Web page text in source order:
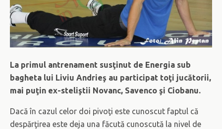
La primul antrenament susţinut de Energia sub
bagheta lui Liviu Andrieş au participat toţi jucătorii,
mai puţin ex-steliştii Novanc, Savenco şi Ciobanu.
Dacă în cazul celor doi pivoţi este cunoscut faptul că
despărţirea este deja una făcută cunoscută la nivel de